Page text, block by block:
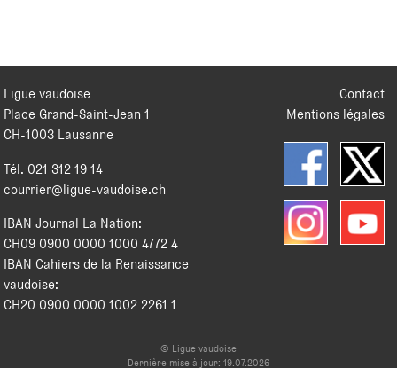
Contact
Mentions légales
Ligue vaudoise
Place Grand-Saint-Jean 1
CH-1003 Lausanne
Tél. 021 312 19 14
courrier@ligue-vaudoise.ch
IBAN Journal La Nation:
CH09 0900 0000 1000 4772 4
IBAN Cahiers de la Renaissance
vaudoise:
CH20 0900 0000 1002 2261 1
© Ligue vaudoise
Dernière mise à jour: 19.07.2026